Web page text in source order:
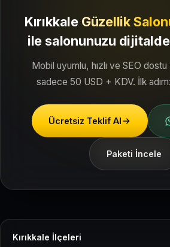
Kırıkkale Güzellik
ilesalonunuzu dijitalde
Mobil uyumlu, hızlı ve SEO
sadece 50 USD + KDV. İlk
Ücretsiz Teklif Al
Paketi İncele
Kırıkkale İlçeleri